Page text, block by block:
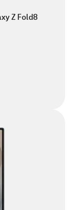
Z Fold8